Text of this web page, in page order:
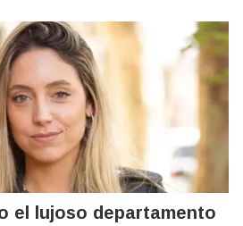
el lujoso departamento